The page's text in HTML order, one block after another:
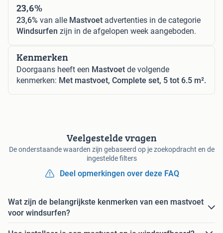
23,6%
23,6% van alle Mastvoet advertenties in de categorie
Windsurfen zijn in de afgelopen week aangeboden.
Kenmerken
Doorgaans heeft een Mastvoet de volgende
kenmerken: Met mastvoet, Complete set, 5 tot 6.5 m².
Veelgestelde vragen
De onderstaande waarden zijn gebaseerd op je zoekopdracht en de
ingestelde filters
Deel opmerkingen over deze FAQ
Wat zijn de belangrijkste kenmerken van een mastvoet
voor windsurfen?